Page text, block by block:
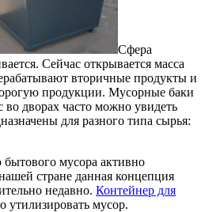
Сфера
Сейчас открывается масса
вторичные продукты и
продукции. Мусорные баки
во дворах часто можно увидеть
для разного типа сырья:
мусора активно
стране данная концепция
недавно. Контейнер для
утилизировать мусор.